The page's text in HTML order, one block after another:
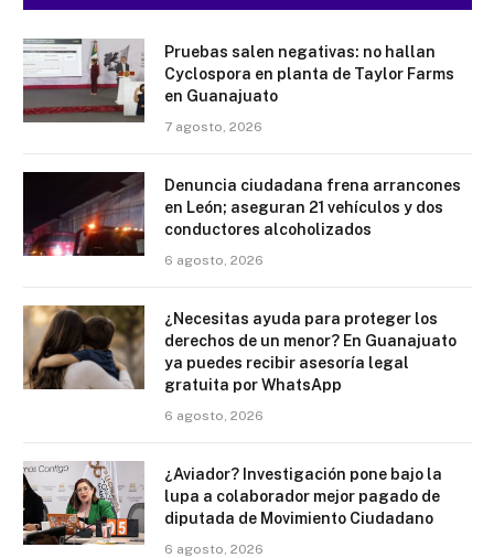
Pruebas salen negativas: no hallan
Cyclospora en planta de Taylor Farms
en Guanajuato
7 agosto, 2026
Denuncia ciudadana frena arrancones
en León; aseguran 21 vehículos y dos
conductores alcoholizados
6 agosto, 2026
¿Necesitas ayuda para proteger los
derechos de un menor? En Guanajuato
ya puedes recibir asesoría legal
gratuita por WhatsApp
6 agosto, 2026
¿Aviador? Investigación pone bajo la
lupa a colaborador mejor pagado de
diputada de Movimiento Ciudadano
6 agosto, 2026